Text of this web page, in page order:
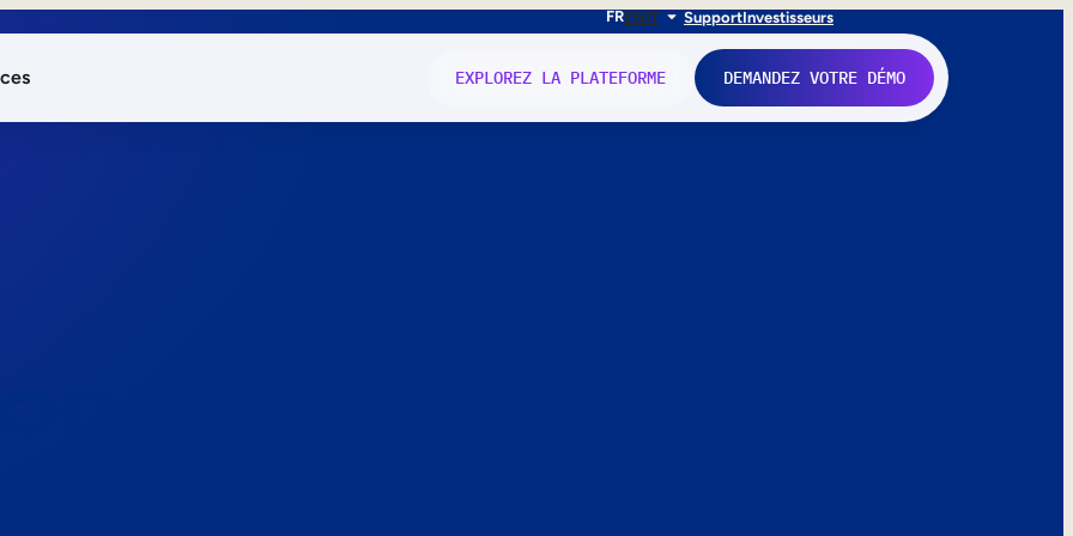
FRENIT SupportInvestisseurs
EXPLOREZ LA PLATEFORME DEMANDEZ VOTRE DÉMO